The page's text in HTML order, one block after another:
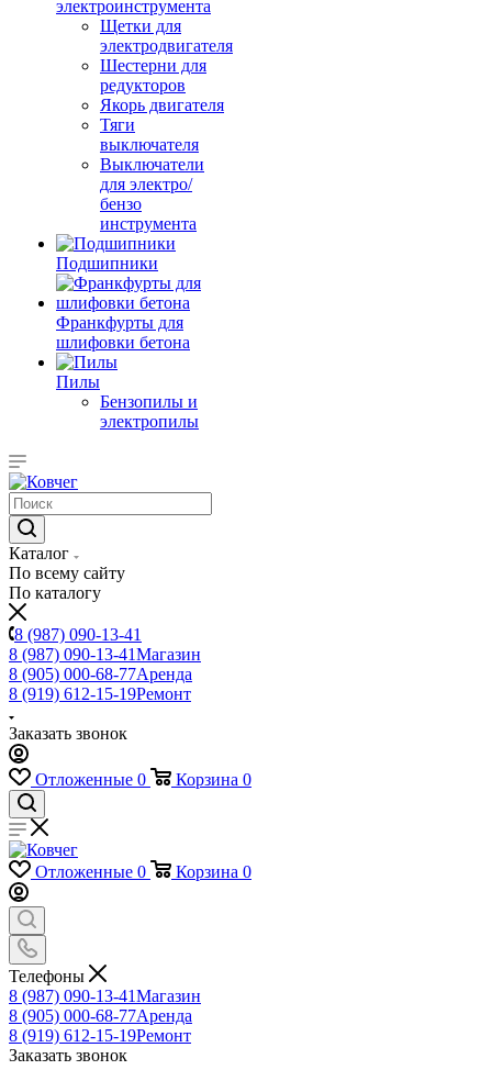
электроинструмента
Щетки для
электродвигателя
Шестерни для
редукторов
Якорь двигателя
Тяги
выключателя
Выключатели
для электро/
бензо
инструмента
Подшипники
Франкфурты для
шлифовки бетона
Пилы
Бензопилы и
электропилы
Каталог
По всему сайту
По каталогу
8 (987) 090-13-41
8 (987) 090-13-41Магазин
8 (905) 000-68-77Аренда
8 (919) 612-15-19Ремонт
Заказать звонок
Отложенные 0 Корзина 0
Отложенные 0 Корзина 0
Телефоны
8 (987) 090-13-41Магазин
8 (905) 000-68-77Аренда
8 (919) 612-15-19Ремонт
Заказать звонок